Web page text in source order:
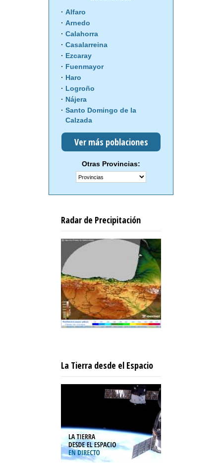
Alfaro
Arnedo
Calahorra
Casalarreina
Ezcaray
Fuenmayor
Haro
Logroño
Nájera
Santo Domingo de la
Calzada
Ver más poblaciones
Otras Provincias:
Radar de Precipitación
La Tierra desde el Espacio